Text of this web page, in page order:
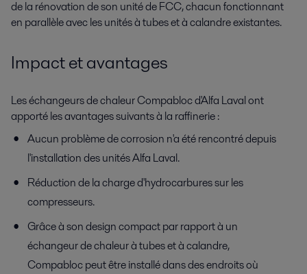
de la rénovation de son unité de FCC, chacun fonctionnant
en parallèle avec les unités à tubes et à calandre existantes.
Impact et avantages
Les échangeurs de chaleur Compabloc d'Alfa Laval ont
apporté les avantages suivants à la raffinerie :
Aucun problème de corrosion n'a été rencontré depuis
l'installation des unités Alfa Laval.
Réduction de la charge d'hydrocarbures sur les
compresseurs.
Grâce à son design compact par rapport à un
échangeur de chaleur à tubes et à calandre,
Compabloc peut être installé dans des endroits où